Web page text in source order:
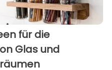
für die
Glas und